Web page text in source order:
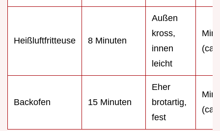
Heißluftfritteuse 8 Minuten
Außen
kross,
innen
leicht
(ca.
Backofen 15 Minuten
Eher
brotartig,
fest
(ca.